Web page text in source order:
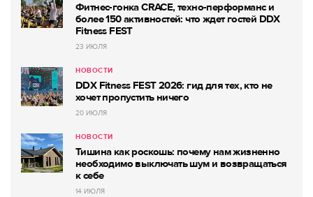
Фитнес-гонка CRACE, техно-перформанс и
более 150 активностей: что ждет гостей DDX
Fitness FEST
23 ИЮЛЯ
НОВОСТИ
DDX Fitness FEST 2026: гид для тех, кто не
хочет пропустить ничего
20 ИЮЛЯ
НОВОСТИ
Тишина как роскошь: почему нам жизненно
необходимо выключать шум и возвращаться
к себе
14 ИЮЛЯ